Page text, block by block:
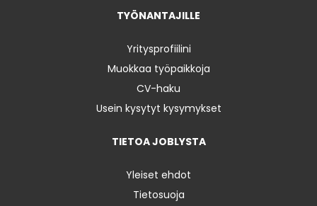
TYÖNANTAJILLE
Yritysprofiilini
Muokkaa työpaikkoja
CV-haku
Usein kysytyt kysymykset
TIETOA JOBLYSTA
Yleiset ehdot
Tietosuoja